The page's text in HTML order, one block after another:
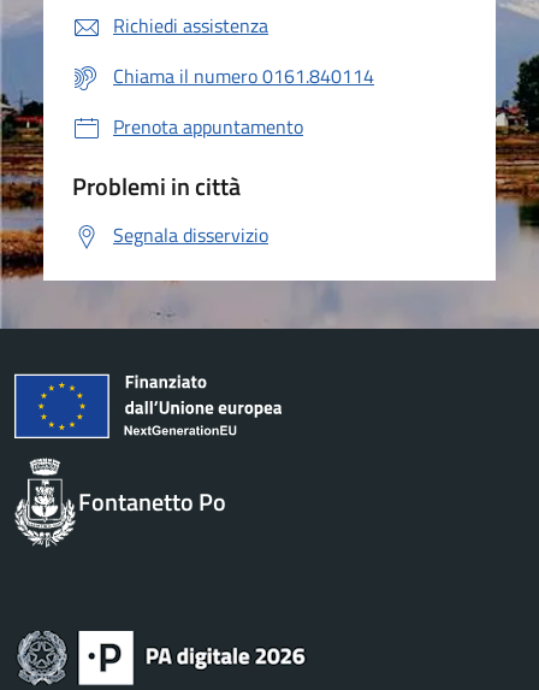
Richiedi assistenza
Chiama il numero 0161.840114
Prenota appuntamento
Problemi in città
Segnala disservizio
Fontanetto Po